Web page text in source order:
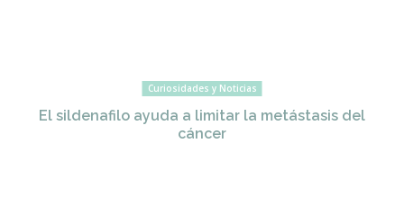
Curiosidades y Noticias
El sildenafilo ayuda a limitar la metástasis del
cáncer